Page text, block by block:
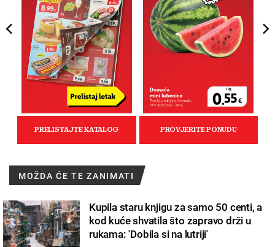
MOŽDA ĆE TE ZANIMATI
Kupila staru knjigu za samo 50 centi, a
kod kuće shvatila što zapravo drži u
rukama: 'Dobila si na lutriji'